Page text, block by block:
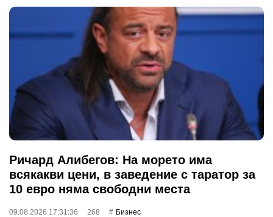
Ричард Алибегов: На морето има
всякакви цени, в заведение с таратор за
10 евро няма свободни места
09.08.2026 17:31:36 268 Бизнес